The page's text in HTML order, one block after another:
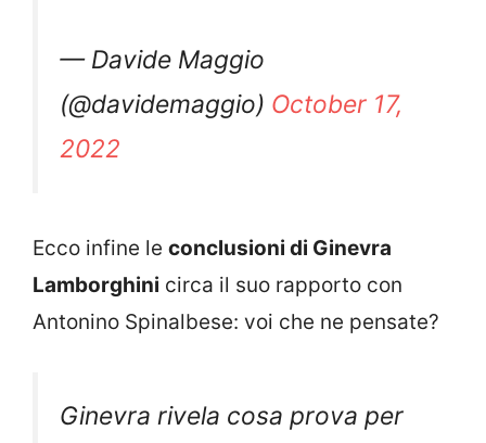
— Davide Maggio
(@davidemaggio) October 17,
2022
Ecco infine le conclusioni di Ginevra
Lamborghini circa il suo rapporto con
Antonino Spinalbese: voi che ne pensate?
Ginevra rivela cosa prova per